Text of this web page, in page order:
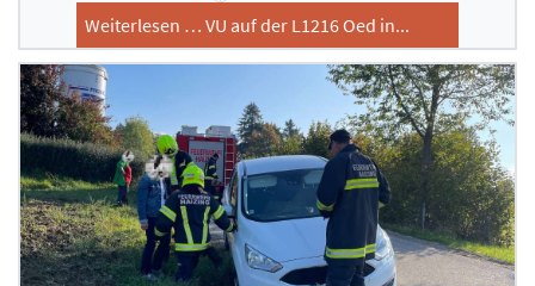
Weiterlesen … VU auf der L1216 Oed in...